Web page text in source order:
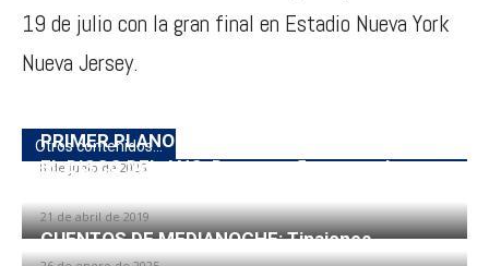
19 de julio con la gran final en Estadio Nueva York
Nueva Jersey.
Otros contenidos...
PRIMER PLANO con NANO STERN
8 de junio de 2025
EL DISCO DEL AÑO: Demarco flamenco, Le
21 de abril de 2019
CUENTOS DE MEDIANOCHE: Tinajones